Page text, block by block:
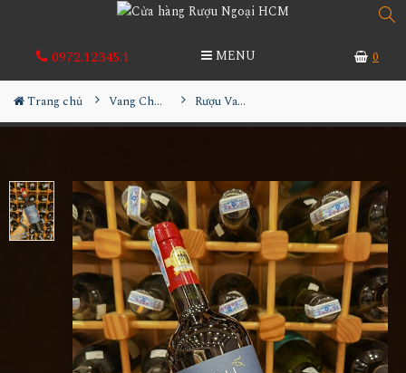
0972.12345.1 MENU 0
Trang chủ Vang Chile Rượu Vang Chile Yali Reserva Cabernet Sauvignon